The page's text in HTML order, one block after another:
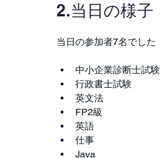
2.当日の様子
当日の参加者7名でした
中小企業診断士試験
行政書士試験
英文法
FP2級
英語
仕事
Java